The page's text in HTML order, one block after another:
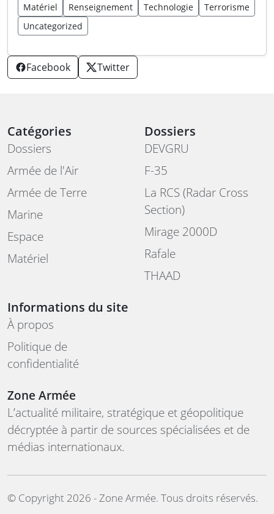
Matériel
Renseignement Technologie
Terrorisme
Uncategorized
Facebook Twitter
Catégories
Dossiers
Armée de l'Air
Armée de Terre
Marine
Espace
Matériel
Dossiers
DEVGRU
F-35
La RCS (Radar Cross
Section)
Mirage 2000D
Rafale
THAAD
Informations du site
À propos
Politique de
confidentialité
Zone Armée
L’actualité militaire, stratégique et géopolitique
décryptée à partir de sources spécialisées et de
médias internationaux.
©️ Copyright 2026 - Zone Armée. Tous droits réservés.